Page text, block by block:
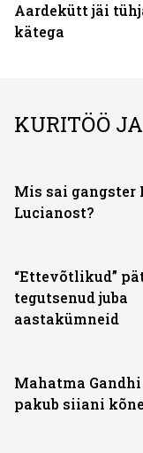
Aardekütt jäi
kätega
KURITÖÖ
Mis sai gangster
Lucianost?
“Ettevõtlikud”
tegutsenud juba
aastakümneid
Mahatma
pakub siiani